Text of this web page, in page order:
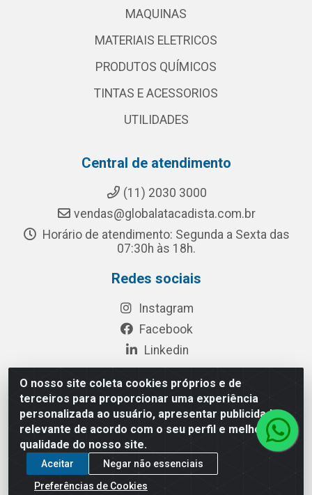
O nosso site coleta cookies próprios e de
terceiros para proporcionar uma experiência
personalizada ao usuário, apresentar publicidade
relevante de acordo com o seu perfil e melhorar a
qualidade do nosso site.
Aceitar
Negar não essenciais
Preferências de Cookies
MAQUINAS
MATERIAIS ELETRICOS
PRODUTOS QUÍMICOS
TINTAS E ACESSORIOS
UTILIDADES
Central de atendimento
(11) 2030 3000
vendas@globalatacadista.com.br
Horário de atendimento: Segunda a Sexta das
07:30h às 18h.
Redes sociais
Instagram
Facebook
Linkedin
Rua Chipuê, 117 - S. Miguel Paulista São Paulo/SP - CEP
08010-260- CNPJ: 03.010.739/0001-72